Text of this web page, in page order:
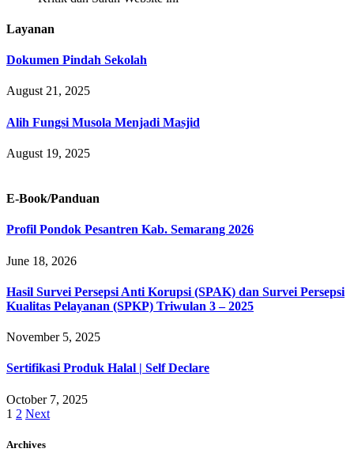
Layanan
Dokumen Pindah Sekolah
August 21, 2025
Alih Fungsi Musola Menjadi Masjid
August 19, 2025
E-Book/Panduan
Profil Pondok Pesantren Kab. Semarang 2026
June 18, 2026
Hasil Survei Persepsi Anti Korupsi (SPAK) dan Survei Persepsi
Kualitas Pelayanan (SPKP) Triwulan 3 – 2025
November 5, 2025
Sertifikasi Produk Halal | Self Declare
October 7, 2025
1 2 Next
Archives